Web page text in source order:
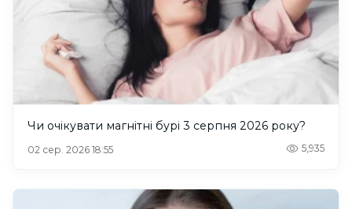
Чи очікувати магнітні бурі 3 серпня 2026 року?
02 сер. 2026 18:55 5,935